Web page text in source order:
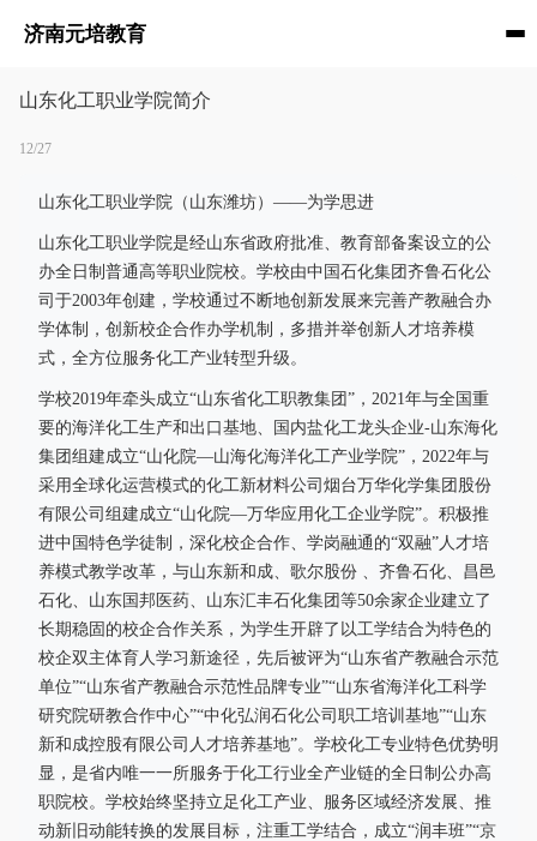
济南元培教育
山东化工职业学院简介
12/27
山东化工职业学院（山东潍坊）——为学思进
山东化工职业学院是经山东省政府批准、教育部备案设立的公
办全日制普通高等职业院校。学校由中国石化集团齐鲁石化公
司于2003年创建，学校通过不断地创新发展来完善产教融合办
学体制，创新校企合作办学机制，多措并举创新人才培养模
式，全方位服务化工产业转型升级。
学校2019年牵头成立“山东省化工职教集团”，2021年与全国重
要的海洋化工生产和出口基地、国内盐化工龙头企业-山东海化
集团组建成立“山化院—山海化海洋化工产业学院”，2022年与
采用全球化运营模式的化工新材料公司烟台万华化学集团股份
有限公司组建成立“山化院—万华应用化工企业学院”。积极推
进中国特色学徒制，深化校企合作、学岗融通的“双融”人才培
养模式教学改革，与山东新和成、歌尔股份 、齐鲁石化、昌邑
石化、山东国邦医药、山东汇丰石化集团等50余家企业建立了
长期稳固的校企合作关系，为学生开辟了以工学结合为特色的
校企双主体育人学习新途径，先后被评为“山东省产教融合示范
单位”“山东省产教融合示范性品牌专业”“山东省海洋化工科学
研究院研教合作中心”“中化弘润石化公司职工培训基地”“山东
新和成控股有限公司人才培养基地”。学校化工专业特色优势明
显，是省内唯一一所服务于化工行业全产业链的全日制公办高
职院校。学校始终坚持立足化工产业、服务区域经济发展、推
动新旧动能转换的发展目标，注重工学结合，成立“润丰班”“京